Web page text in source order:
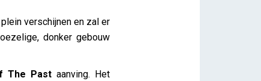
verschijnen en zal er
donker gebouw
The Past aanving. Het